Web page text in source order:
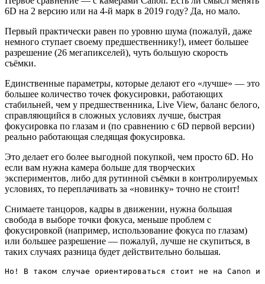
6D на 2 версию или на 4-й марк в 2019 году? Да, но мало.
Первый практически равен по уровню шума (пожалуй, даже
немного ступает своему предшественнику!), имеет большее
разрешение (26 мегапикселей), чуть большую скорость
съёмки.
Единственные параметры, которые делают его «лучше» — это
большее количество точек фокусировки, работающих
стабильней, чем у предшественника, Live View, баланс белого,
справляющийся в сложных условиях лучше, быстрая
фокусировка по глазам и (по сравнению с 6D первой версии)
реально работающая следящая фокусировка.
Это делает его более выгодной покупкой, чем просто 6D. Но
если вам нужна камера больше для творческих
экспериментов, либо для рутинной съёмки в контролируемых
условиях, то переплачивать за «новинку» точно не стоит!
Снимаете танцоров, кадры в движении, нужна большая
свобода в выборе точки фокуса, меньше проблем с
фокусировкой (например, использование фокуса по глазам)
или большее разрешение — пожалуй, лучше не скупиться, в
таких случаях разница будет действительно большая.
Но! В таком случае ориентироваться стоит не на